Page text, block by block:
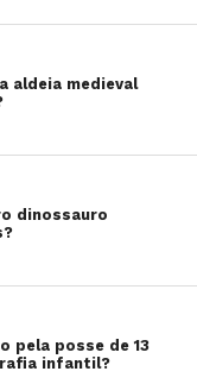
aldeia medieval
dinossauro
pela posse de 13
infantil?